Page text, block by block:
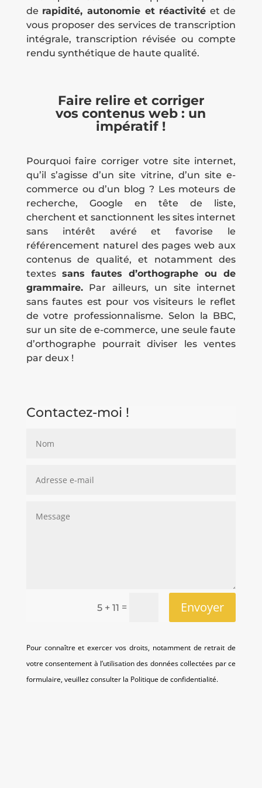
de rapidité, autonomie et réactivité et de
vous proposer des services de transcription
intégrale, transcription révisée ou compte
rendu synthétique de haute qualité.
Faire relire et corriger
vos contenus web : un
impératif !
Pourquoi faire corriger votre site internet,
qu’il s’agisse d’un site vitrine, d’un site e-
commerce ou d’un blog ? Les moteurs de
recherche, Google en tête de liste,
cherchent et sanctionnent les sites internet
sans intérêt avéré et favorise le
référencement naturel des pages web aux
contenus de qualité, et notamment des
textes sans fautes d’orthographe ou de
grammaire.Par ailleurs, un site internet
sans fautes est pour vos visiteurs le reflet
de votre professionnalisme. Selon la BBC,
sur un site de e-commerce, une seule faute
d’orthographe pourrait diviser les ventes
par deux !
Contactez-moi !
5 + 11 = Envoyer
Pour connaître et exercer vos droits, notamment de retrait de
votre consentement à l’utilisation des données collectées par ce
formulaire, veuillez consulter la Politique de confidentialité.